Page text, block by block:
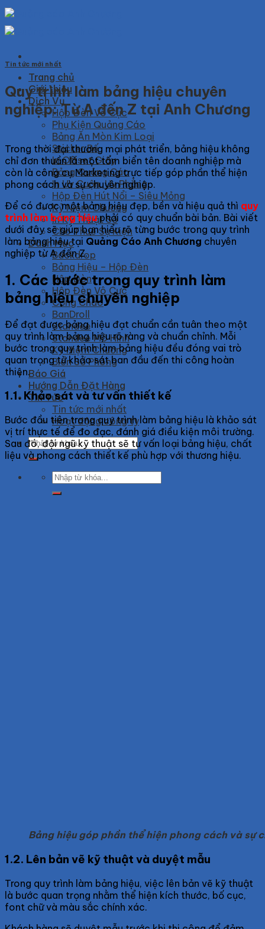
Skip
content
Trang chủ
Giới thiệu
Dịch Vụ
Hộp Đèn Vô Cực
Phụ Kiện Quảng Cáo
Bảng Ăn Mòn Kim Loại
Sticker Bế
In Offset Giấy
Bảng Quảng Cáo
In Uv Cuộn, Uv Phẳng
Hộp Đèn Hút Nổi – Siêu Mỏng
Kỷ Niệm Chương
In Kỹ Thuật Số
Cho Thuê Sự Kiện
Danh Mục
Backdrop
Bảng Hiệu – Hộp Đèn
Hộp Đèn
Hộp Đèn Vô Cực
Cổng Chào
BanDroll
Standee
Standee Mô Hình
Kỷ Niệm Chương
Biển Số Phòng
Báo Giá
Hướng Dẫn Đặt Hàng
Tin Tức
Tin tức mới nhất
Hoạt động công ty
Search
for:
Search
Tin tức mới nhất
Quy trình làm bảng hiệu chuyên
nghiệp: Từ A đến Z tại Anh Chương
Trong thời đại thương mại phát triển, bảng hiệu không
chỉ đơn thuần là một tấm biển tên doanh nghiệp mà
còn là công cụ Marketing trực tiếp góp phần thể hiện
phong cách và sự chuyên nghiệp.
Để có được một bảng hiệu đẹp, bền và hiệu quả thì quy
trình làm bảng hiệuphải có quy chuẩn bài bản. Bài viết
dưới đây sẽ giúp bạn hiểu rõ từng bước trong quy trình
làm bảng hiệu tại Quảng Cáo Anh Chương chuyên
nghiệp từ A đến Z.
1. Các bước trong quy trình làm
bảng hiệu chuyên nghiệp
Để đạt được bảng hiệu đạt chuẩn cần tuân theo một
quy trình làm bảng hiệu rõ ràng và chuẩn chỉnh. Mỗi
bước trong quy trình làm bảng hiệu đều đóng vai trò
quan trọng từ khảo sát ban đầu đến thi công hoàn
thiện.
1.1. Khảo sát và tư vấn thiết kế
Bước đầu tiên trong quy trình làm bảng hiệu là khảo sát
vị trí thực tế để đo đạc, đánh giá điều kiện môi trường.
Sau đó, đội ngũ kỹ thuật sẽ tư vấn loại bảng hiệu, chất
liệu và phong cách thiết kế phù hợp với thương hiệu.
Bảng hiệu góp phần thể hiện phong cách và sự
1.2. Lên bản vẽ kỹ thuật và duyệt mẫu
Trong quy trình làm bảng hiệu, việc lên bản vẽ kỹ thuật
là bước quan trọng nhằm thể hiện kích thước, bố cục,
font chữ và màu sắc chính xác.